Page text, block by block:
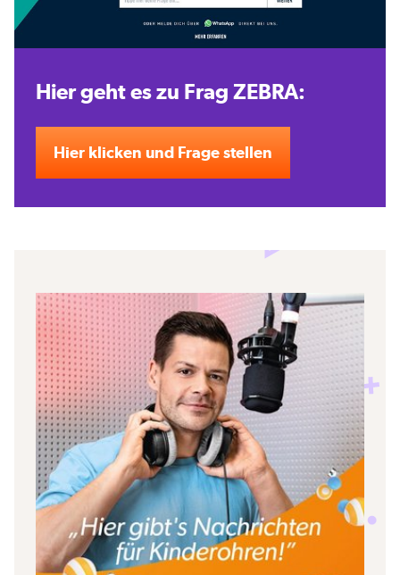
Hier geht es zu Frag ZEBRA:
Hier klicken und Frage stellen